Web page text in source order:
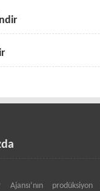
Ajansı’nın prodüksiyon